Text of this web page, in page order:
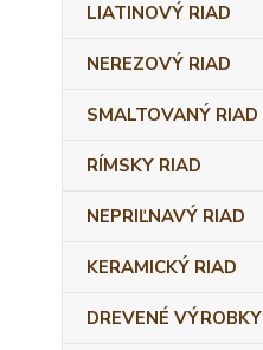
LIATINOVÝ RIAD
NEREZOVÝ RIAD
SMALTOVANÝ RIAD
RÍMSKY RIAD
NEPRIĽNAVÝ RIAD
KERAMICKÝ RIAD
DREVENÉ VÝROBKY